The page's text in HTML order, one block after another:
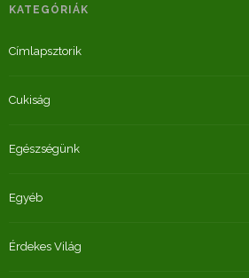
KATEGÓRIÁK
Címlapsztorik
Cukiság
Egészségünk
Egyéb
Érdekes Világ